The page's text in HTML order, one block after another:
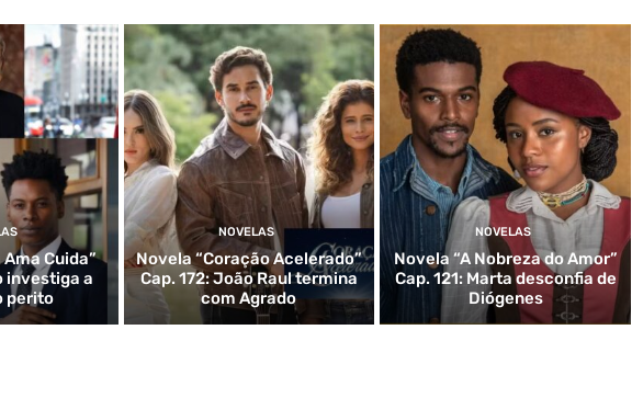
Cuida”
investiga a
perito
NOVELAS
Novela “Coração Acelerado”
Cap. 172: João Raul termina
com Agrado
NOVELAS
Novela “A Nobreza do Amor”
Cap. 121: Marta desconfia de
Diógenes